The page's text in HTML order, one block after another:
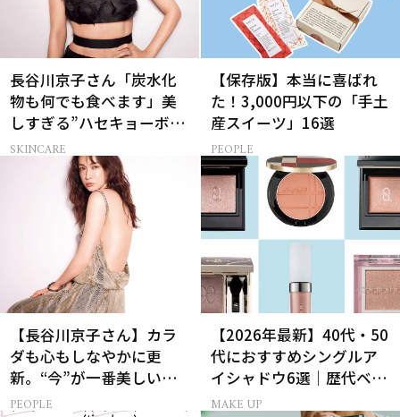
長谷川京子さん「炭水化
物も何でも食べます」美
しすぎる”ハセキョーボデ
ィ”を作る秘訣
SKINCARE
【保存版】本当に喜ばれ
た！3,000円以下の「手土
産スイーツ」16選
PEOPLE
【長谷川京子さん】カラ
ダも心もしなやかに更
新。“今”が一番美しい
［特別画像集］
PEOPLE
【2026年最新】40代・50
代におすすめシングルア
イシャドウ6選｜歴代ベス
トコスメ受賞まとめ
MAKE UP